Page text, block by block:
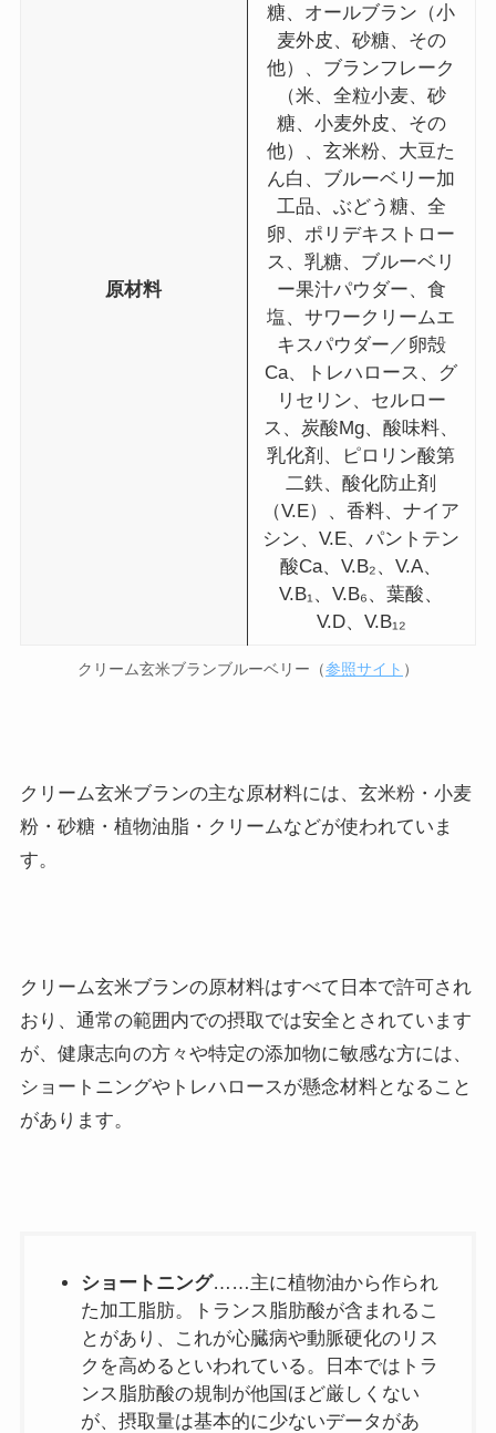
原材料
糖、オールブラン（小
麦外皮、砂糖、その
他）、ブランフレーク
（米、全粒小麦、砂
糖、小麦外皮、その
他）、玄米粉、大豆た
ん白、ブルーベリー加
工品、ぶどう糖、全
卵、ポリデキストロー
ス、乳糖、ブルーベリ
ー果汁パウダー、食
塩、サワークリームエ
キスパウダー／卵殻
Ca、トレハロース、グ
リセリン、セルロー
ス、炭酸Mg、酸味料、
乳化剤、ピロリン酸第
二鉄、酸化防止剤
（V.E）、香料、ナイア
シン、V.E、パントテン
酸Ca、V.B₂、V.A、
V.B₁、V.B₆、葉酸、
V.D、V.B₁₂
クリーム玄米ブランブルーベリー（参照サイト ）
クリーム玄米ブランの主な原材料には、玄米粉・小麦
粉・砂糖・植物油脂・クリームなどが使われていま
す。
クリーム玄米ブランの原材料はすべて日本で許可され
おり、通常の範囲内での摂取では安全とされています
が、健康志向の方々や特定の添加物に敏感な方には、
ショートニングやトレハロースが懸念材料となること
があります。
ショートニング……主に植物油から作られ
た加工脂肪。トランス脂肪酸が含まれるこ
とがあり、これが心臓病や動脈硬化のリス
クを高めるといわれている。日本ではトラ
ンス脂肪酸の規制が他国ほど厳しくない
が、摂取量は基本的に少ないデータがあ